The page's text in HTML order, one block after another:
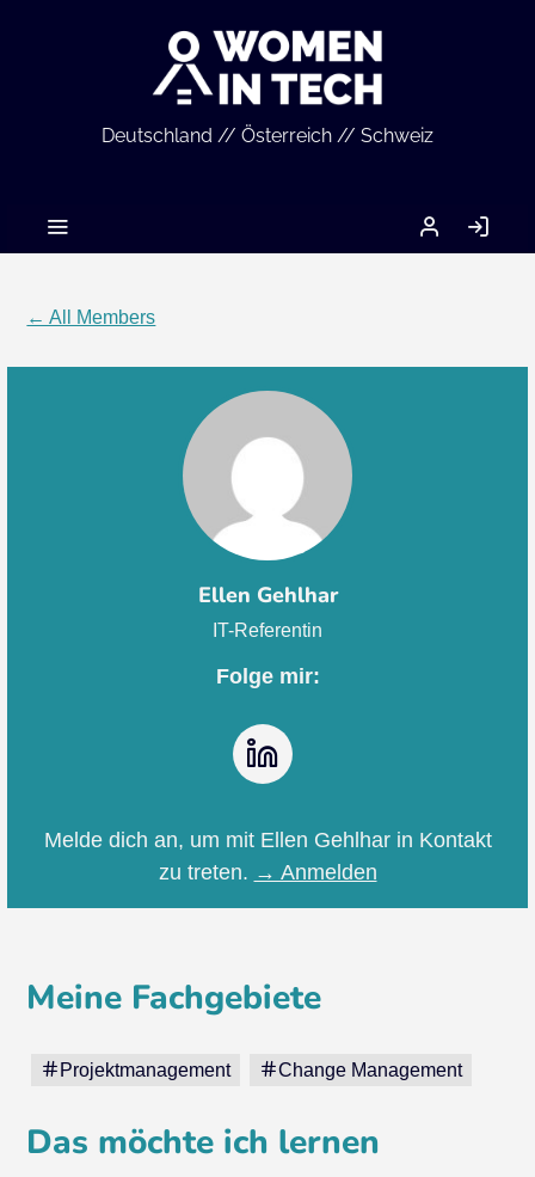
Deutschland // Österreich // Schweiz
MEIN
ACCOUNT
IN
← All Members
Ellen Gehlhar
IT-Referentin
Folge mir:
Melde dich an, um mit Ellen Gehlhar in Kontakt
zu treten. → Anmelden
Meine Fachgebiete
Projektmanagement Change Management
Das möchte ich lernen